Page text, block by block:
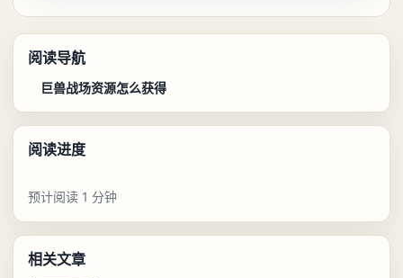
阅读导航
巨兽战场资源怎么获得
阅读进度
预计阅读 1 分钟
相关文章